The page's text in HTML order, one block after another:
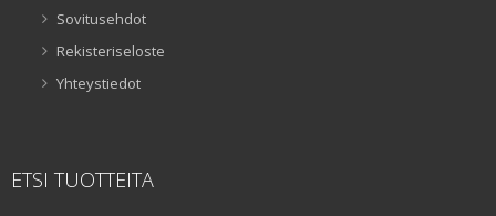
Sovitusehdot
Rekisteriseloste
Yhteystiedot
ETSI TUOTTEITA